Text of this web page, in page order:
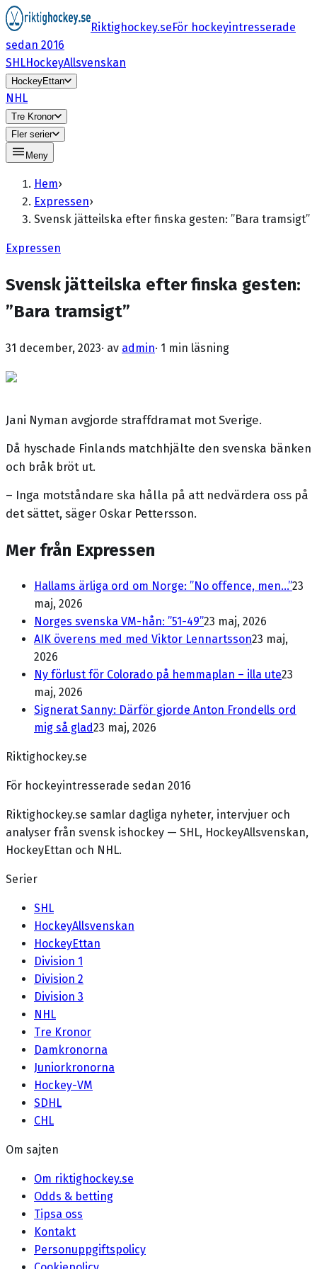
Riktighockey.seFör hockeyintresserade
sedan 2016
SHLHockeyAllsvenskan
HockeyEttan
NHL
Tre Kronor
Fler serier
Meny
Hem›
Expressen›
Svensk jätteilska efter finska gesten: ”Bara tramsigt”
Expressen
Svensk jätteilska efter finska gesten:
”Bara tramsigt”
31 december, 2023· av admin· 1 min läsning
Jani Nyman avgjorde straffdramat mot Sverige.
Då hyschade Finlands matchhjälte den svenska bänken
och bråk bröt ut.
– Inga motståndare ska hålla på att nedvärdera oss på
det sättet, säger Oskar Pettersson.
Mer från Expressen
Hallams ärliga ord om Norge: ”No offence, men...”23
maj, 2026
Norges svenska VM-hån: ”51-49”23 maj, 2026
AIK överens med med Viktor Lennartsson23 maj,
2026
Ny förlust för Colorado på hemmaplan – illa ute23
maj, 2026
Signerat Sanny: Därför gjorde Anton Frondells ord
mig så glad23 maj, 2026
Riktighockey.se
För hockeyintresserade sedan 2016
Riktighockey.se samlar dagliga nyheter, intervjuer och
analyser från svensk ishockey — SHL, HockeyAllsvenskan,
HockeyEttan och NHL.
Serier
SHL
HockeyAllsvenskan
HockeyEttan
Division 1
Division 2
Division 3
NHL
Tre Kronor
Damkronorna
Juniorkronorna
Hockey-VM
SDHL
CHL
Om sajten
Om riktighockey.se
Odds & betting
Tipsa oss
Kontakt
Personuppgiftspolicy